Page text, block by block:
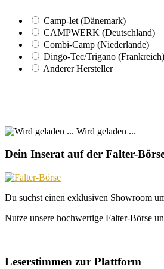
Camp-let (Dänemark)
CAMPWERK (Deutschland)
Combi-Camp (Niederlande)
Dingo-Tec/Trigano (Frankreich)
Anderer Hersteller
Wird geladen ...
Dein Inserat auf der Falter-
Du suchst einen exklusiven Showroom
Nutze unsere hochwertige Falter-Börse
Leserstimmen zur Plattform